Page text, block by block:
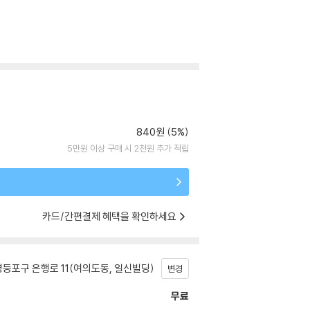
840원 (5%)
5만원 이상 구매 시 2천원 추가 적립
카드/간편결제 혜택을 확인하세요
포구 은행로 11(여의도동, 일신빌딩) 변경
무료